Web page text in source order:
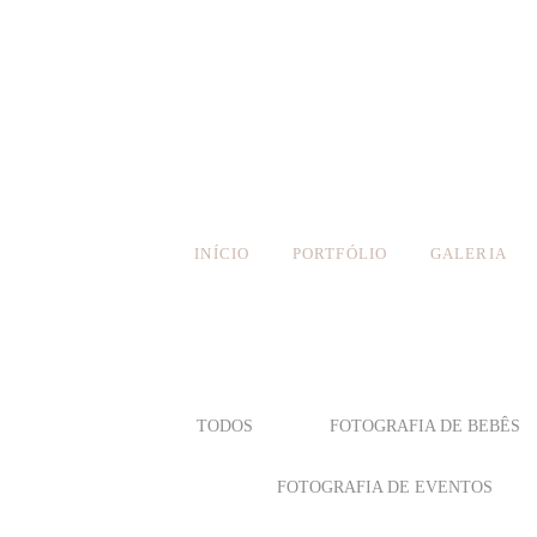
INÍCIO PORTFÓLIO GALERIA
TODOS FOTOGRAFIA DE BEBÊS
FOTOGRAFIA DE EVENTOS